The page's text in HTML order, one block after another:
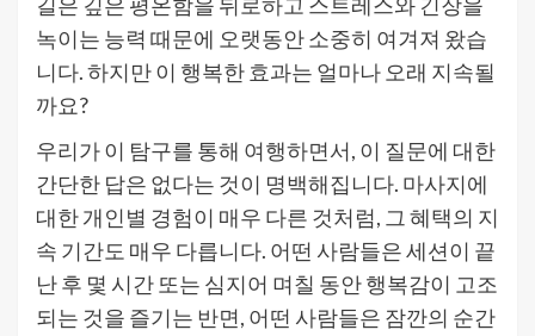
녹이는 능력 때문에 오랫동안 소중히 여겨져 왔습
니다. 하지만 이 행복한 효과는 얼마나 오래 지속될
까요?
우리가 이 탐구를 통해 여행하면서, 이 질문에 대한
간단한 답은 없다는 것이 명백해집니다. 마사지에
대한 개인별 경험이 매우 다른 것처럼, 그 혜택의 지
속 기간도 매우 다릅니다. 어떤 사람들은 세션이 끝
난 후 몇 시간 또는 심지어 며칠 동안 행복감이 고조
되는 것을 즐기는 반면, 어떤 사람들은 잠깐의 순간